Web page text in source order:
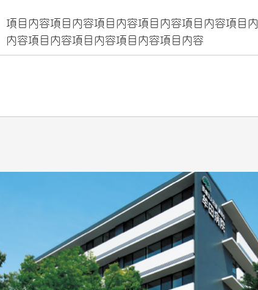
項目内容項目内容項目内容項目内容項目内容項目
内容項目内容項目内容項目内容項目内容